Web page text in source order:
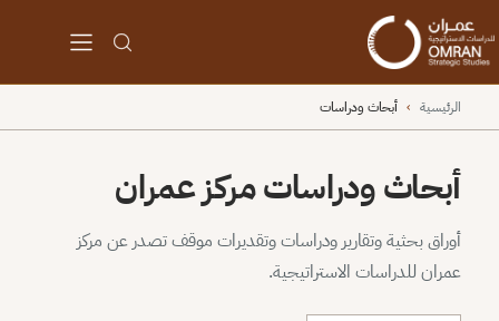
الرئيسية › أبحاث ودراسات
أبحاث ودراسات مركز عمران
أوراق بحثية وتقارير ودراسات وتقديرات موقف تصدر عن مركز
عمران للدراسات الاستراتيجية.